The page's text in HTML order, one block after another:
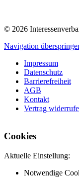
© 2026
Navigation
Impressum
Datenschutz
Barrierefreiheit
AGB
Kontakt
Vertrag
Cookies
Aktuelle Einstellung:
Notwendige